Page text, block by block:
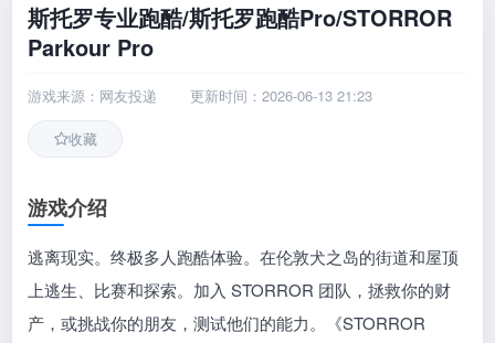
斯托罗专业跑酷/斯托罗跑酷Pro/STORROR
Parkour Pro
游戏来源：网友投递 更新时间：2026-06-13 21:23
收藏
游戏介绍
逃离现实。终极多人跑酷体验。在伦敦犬之岛的街道和屋顶
上逃生、比赛和探索。加入 STORROR 团队，拯救你的财
产，或挑战你的朋友，测试他们的能力。《STORROR